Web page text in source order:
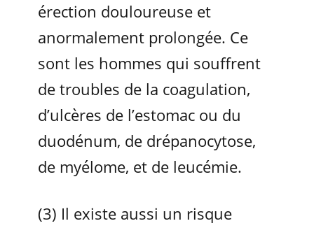
érection douloureuse et
anormalement prolongée. Ce
sont les hommes qui souffrent
de troubles de la coagulation,
d’ulcères de l’estomac ou du
duodénum, de drépanocytose,
de myélome, et de leucémie.
(3) Il existe aussi un risque